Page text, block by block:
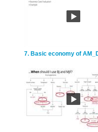
7. Basic economy of